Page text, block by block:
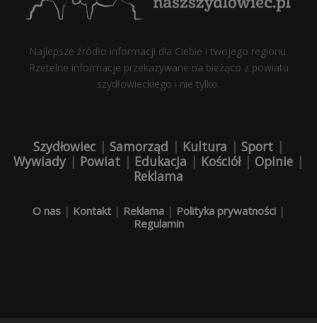
Najlepsze źródło informacji dla Ciebie i twojego regionu.
Rzetelne informacje przekazywane na bieżąco z powiatu
szydłowieckiego i nie tylko.
Szydłowiec | Samorząd | Kultura | Sport |
Wywiady| Powiat | Edukacja | Kościół| Opinie |
Reklama
O nas| Kontakt| Reklama| Polityka prywatności|
Regulamin